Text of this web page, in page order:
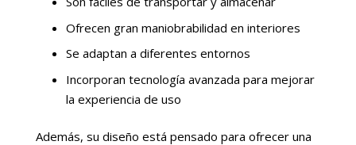
Ofrecen gran maniobrabilidad en interiores
Se adaptan a diferentes entornos
Incorporan tecnología avanzada para mejorar
la experiencia de uso
Además, su diseño está pensado para ofrecer una